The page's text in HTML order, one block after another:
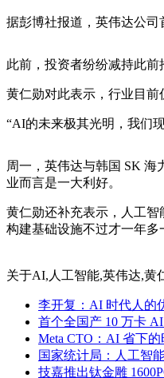
据彭博社报道，英伟达公司
此前，投资者纷纷减持此
黄仁勋对此表示，行业目前
“AI的未来极其光明，我们
周一，英伟达与韩国 SK
业而言是一大利好。
黄仁勋还补充表示，人工
构建基础设施不过才一年
关于AI,人工智能,英伟达,黄
李开复：AI 时代人的
首个全国产 10 万卡
Meta CTO：AI 省下
国家统计局：人工智
技嘉推出钛金雕